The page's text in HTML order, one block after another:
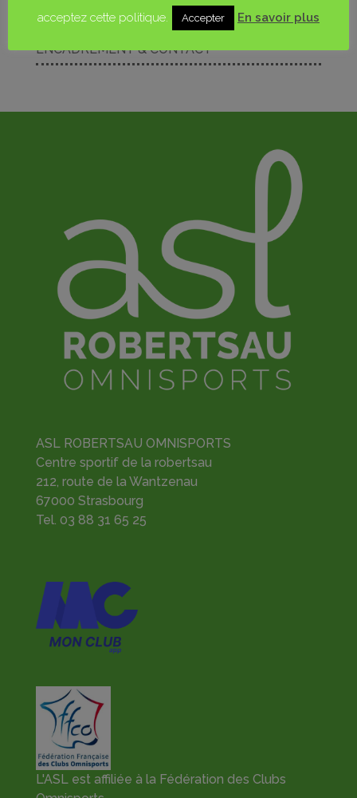
TARIFS & INSCRIPTIONS
ENCADREMENT & CONTACT
ASL ROBERTSAU OMNISPORTS
Centre sportif de la robertsau
212, route de la Wantzenau
67000 Strasbourg
Tel. 03 88 31 65 25
L'ASL est affiliée à la Fédération des Clubs
acceptez cette politique.
Accepter En savoir plus